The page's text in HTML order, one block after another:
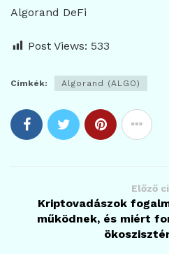
Algorand DeFi
Post Views: 533
Címkék: Algorand (ALGO)
Előző
Kriptovadászok
működnek, és miért